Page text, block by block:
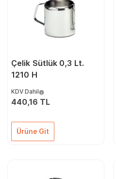
Çelik Sütlük 0,3 Lt.
1210 H
KDV Dahil
440,16 TL
Ürüne Git